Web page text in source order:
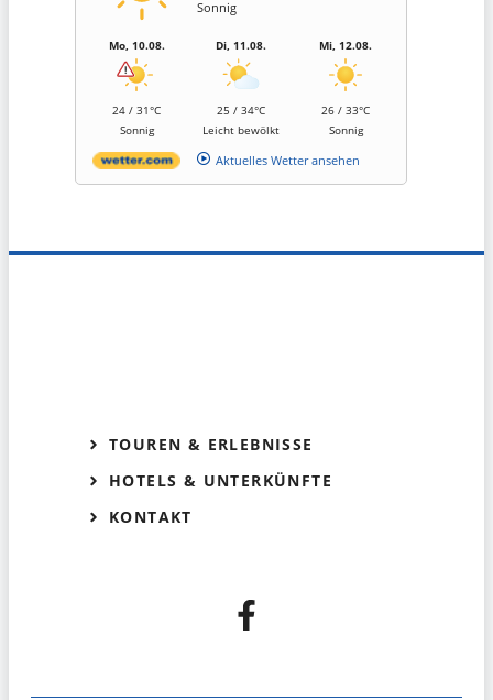
Sonnig
Mo, 10.08.
24 / 31°C
Sonnig
Di, 11.08.
25 / 34°C
Leicht bewölkt
Mi, 12.08.
26 / 33°C
Sonnig
Aktuelles Wetter ansehen
TOUREN & ERLEBNISSE
HOTELS & UNTERKÜNFTE
KONTAKT